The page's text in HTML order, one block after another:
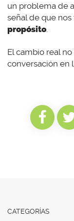
un problema de
señal de que nos
propósito.
El cambio real
conversación en
CATEGORÍAS